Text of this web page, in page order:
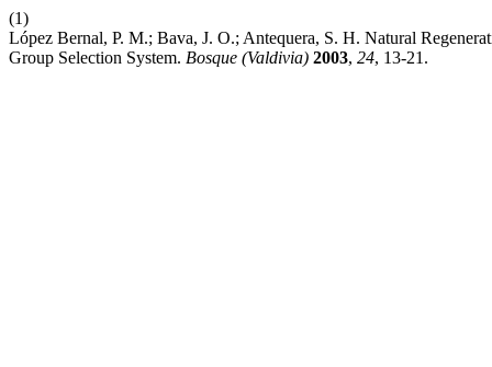
(1)
López Bernal, P. M.; Bava, J. O.; Antequera, S. H. Natural
Group Selection System. Bosque (Valdivia) 2003, 24, 13-21.